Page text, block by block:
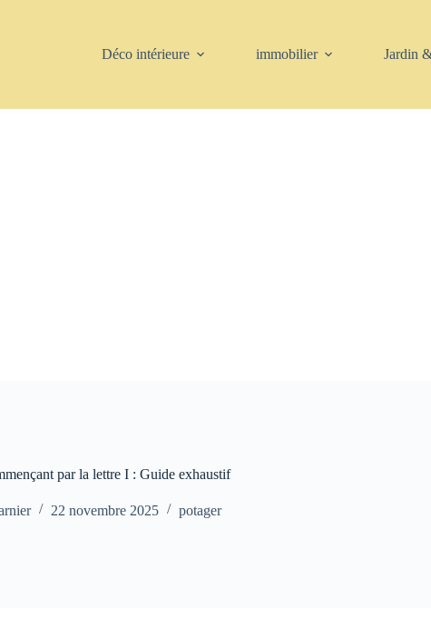
Déco intérieure immobilier Jardin
par la lettre I : Guide exhaustif
22 novembre 2025 potager